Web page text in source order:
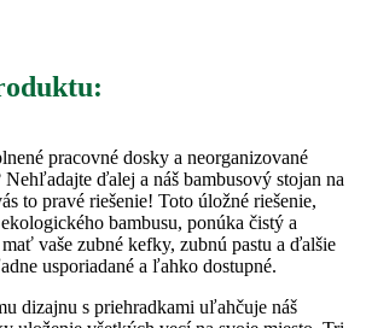
pracovné dosky a neorganizované
ďalej a náš bambusový stojan na
to pravé riešenie! Toto úložné riešenie,
bambusu, ponúka čistý a
vaše zubné kefky, zubnú pastu a ďalšie
usporiadané a ľahko dostupné.
dizajnu s priehradkami uľahčuje náš